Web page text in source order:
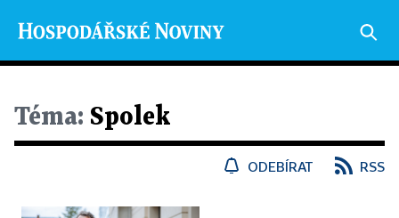
Téma: Spolek
ODEBÍRAT RSS